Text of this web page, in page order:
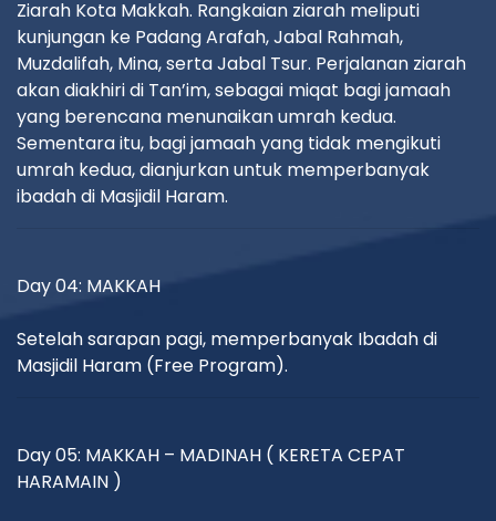
Ziarah Kota Makkah. Rangkaian ziarah meliputi
kunjungan ke Padang Arafah, Jabal Rahmah,
Muzdalifah, Mina, serta Jabal Tsur. Perjalanan ziarah
akan diakhiri di Tan’im, sebagai miqat bagi jamaah
yang berencana menunaikan umrah kedua.
Sementara itu, bagi jamaah yang tidak mengikuti
umrah kedua, dianjurkan untuk memperbanyak
ibadah di Masjidil Haram.
Day 04: MAKKAH
Setelah sarapan pagi, memperbanyak Ibadah di
Masjidil Haram (Free Program).
Day 05: MAKKAH – MADINAH ( KERETA CEPAT
HARAMAIN )